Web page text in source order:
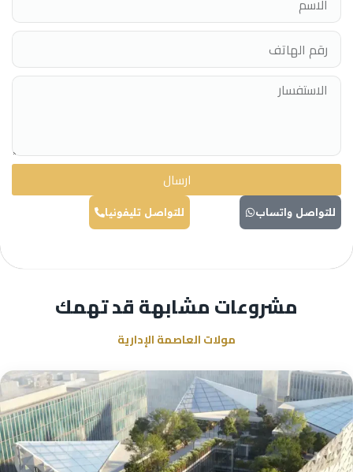
ارسال
للتواصل واتساب للتواصل تليفونيا
مشروعات مشابهة قد تهمك
مولات العاصمة الإدارية